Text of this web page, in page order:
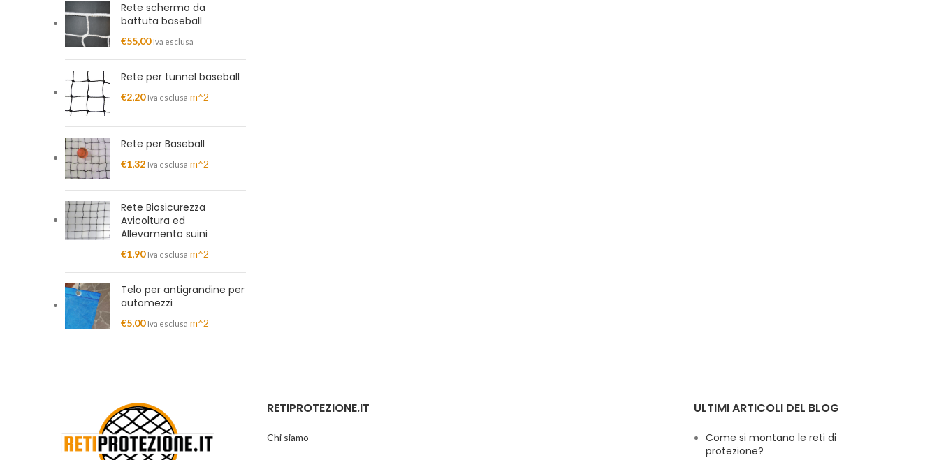
Rete schermo da
battuta baseball
€55,00 Iva esclusa
Rete per tunnel baseball
€2,20 Iva esclusa m^2
Rete per Baseball
€1,32 Iva esclusa m^2
Rete Biosicurezza
Avicoltura ed
Allevamento suini
€1,90 Iva esclusa m^2
Telo per antigrandine per
automezzi
€5,00 Iva esclusa m^2
RETIPROTEZIONE.IT
Chi siamo
ULTIMI ARTICOLI DEL BLOG
Come si montano le reti di
protezione?